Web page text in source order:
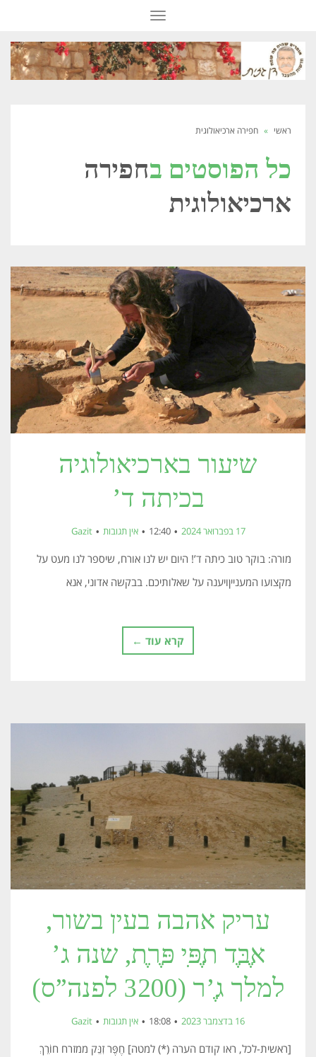
תפריט
ראשי » חפירה ארכיאולוגית
כל הפוסטים בחפירה
ארכיאולוגית
שיעור בארכיאולוגיה
בכיתה ד’
17 בפברואר 2024 12:40 אין תגובות Gazit
מורה: בוקר טוב כיתה ד’! היום יש לנו אורח, שיספר לנו מעט על
מקצועו המענייןויענה על שאלותיכם. בבקשה אדוני, אנא
קרא עוד ←
עריק אהבה בעין בשור,
אֶבֶּד תֶפִּי פֶּרֶת, שנה ג’
למלך גֶ’ר (3200 לפנה”ס)
16 בדצמבר 2023 18:08 אין תגובות Gazit
[ראשית-לכל, ראו קודם הערה (*) למטה] חֶפֶּר זִנֵּק ממזרח חוֹרֵךְ